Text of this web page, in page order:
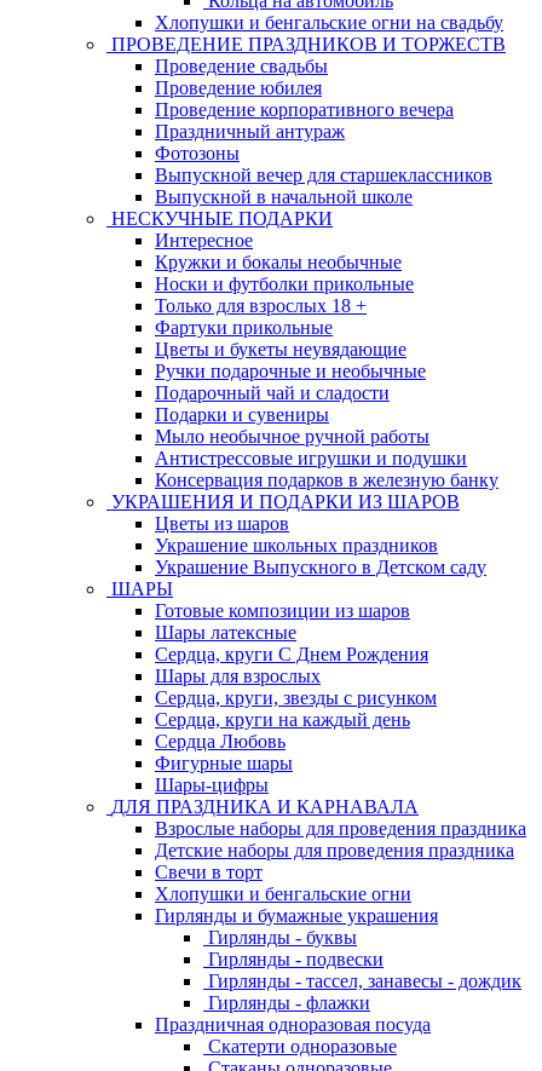
Хлопушки и бенгальские огни на свадьбу
ПРОВЕДЕНИЕ ПРАЗДНИКОВ И ТОРЖЕСТВ
Проведение свадьбы
Проведение юбилея
Проведение корпоративного вечера
Праздничный антураж
Фотозоны
Выпускной вечер для старшеклассников
Выпускной в начальной школе
НЕСКУЧНЫЕ ПОДАРКИ
Интересное
Кружки и бокалы необычные
Носки и футболки прикольные
Только для взрослых 18 +
Фартуки прикольные
Цветы и букеты неувядающие
Ручки подарочные и необычные
Подарочный чай и сладости
Подарки и сувениры
Мыло необычное ручной работы
Антистрессовые игрушки и подушки
Консервация подарков в железную банку
УКРАШЕНИЯ И ПОДАРКИ ИЗ ШАРОВ
Цветы из шаров
Украшение школьных праздников
Украшение Выпускного в Детском саду
ШАРЫ
Готовые композиции из шаров
Шары латексные
Сердца, круги С Днем Рождения
Шары для взрослых
Сердца, круги, звезды с рисунком
Сердца, круги на каждый день
Сердца Любовь
Фигурные шары
Шары-цифры
ДЛЯ ПРАЗДНИКА И КАРНАВАЛА
Взрослые наборы для проведения праздника
Детские наборы для проведения праздника
Свечи в торт
Хлопушки и бенгальские огни
Гирлянды и бумажные украшения
Гирлянды - буквы
Гирлянды - подвески
Гирлянды - тассел, занавесы - дождик
Гирлянды - флажки
Праздничная одноразовая посуда
Скатерти одноразовые